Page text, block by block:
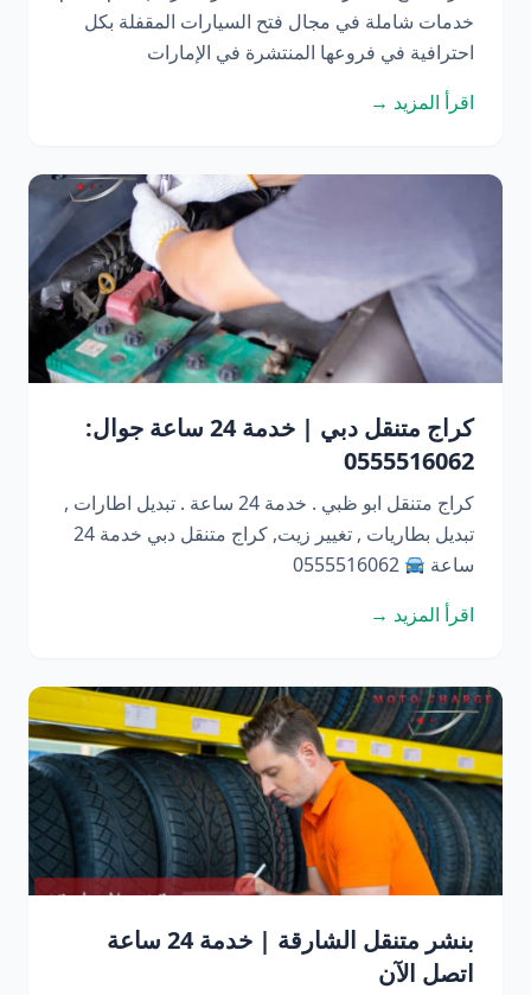
خدمات شاملة في مجال فتح السيارات المقفلة بكل
احترافية في فروعها المنتشرة في الإمارات
اقرأ المزيد →
كراج متنقل دبي | خدمة 24 ساعة جوال:
0555516062
كراج متنقل ابو ظبي . خدمة 24 ساعة . تبديل اطارات ,
تبديل بطاريات , تغيير زيت, كراج متنقل دبي خدمة 24
ساعة
0555516062
اقرأ المزيد →
بنشر متنقل الشارقة | خدمة 24 ساعة
اتصل الآن